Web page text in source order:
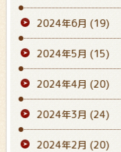
2024年6月 (19)
2024年5月 (15)
2024年4月 (20)
2024年3月 (24)
2024年2月 (20)